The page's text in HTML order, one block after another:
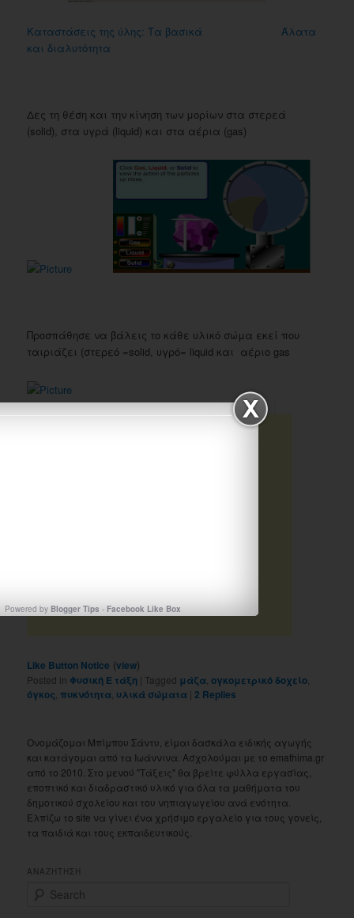
Καταστάσεις της ύλης: Τα βασικά
Άλατα
και διαλυτότητα
Δες τη θέση και την κίνηση των μορίων στα στερεά
(solid), στα υγρά (liquid) και στα αέρια (gas)
Προσπάθησε να βάλεις το κάθε υλικό σώμα εκεί που
ταιριάζει (στερεό =solid, υγρό= liquid και αέριο gas
Like Button Notice (view)
Posted in Φυσική Ε τάξη | Tagged μάζα ,ογκομετρικό δοχείο
όγκος πυκνότητα υλικά σώματα |2 Replies
Ονομάζομαι Μπίμπου Σάντυ, είμαι δασκάλα ειδικής αγωγής
και κατάγομαι από τα Ιωάννινα. Ασχολούμαι με το emathima.gr
από το 2010. Στο μενού "Τάξεις" θα βρείτε φύλλα εργασίας,
εποπτικό και διαδραστικό υλικό για όλα τα μαθήματα του
δημοτικού σχολείου και του νηπιαγωγείου ανά ενότητα.
Ελπίζω το site να γίνει ένα χρήσιμο εργαλείο για τους γονείς,
τα παιδιά και τους εκπαιδευτικούς.
ΑΝΑΖΗΤΗΣΗ
Powered by Blogger Tips - Facebook Like Box